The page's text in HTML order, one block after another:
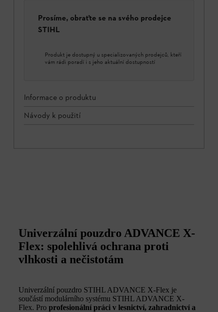
Prosíme, obraťte se na svého prodejce
STIHL
Produkt je dostupný u specializovaných prodejců, kteří
vám rádi poradí i s jeho aktuální dostupností
Informace o produktu
Návody k použití
Univerzální pouzdro ADVANCE X-
Flex: spolehlivá ochrana proti
vlhkosti a nečistotám
Univerzální pouzdro STIHL ADVANCE X-Flex je
součástí modulárního systému STIHL ADVANCE X-
Flex. Pro profesionální práci v lesnictví, zahradnictví a